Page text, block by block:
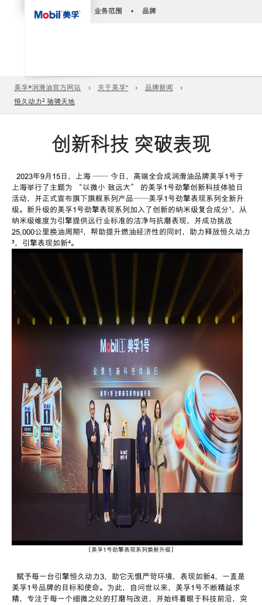
业务范围 • 品牌
美孚®润滑油官方网站 关于美孚™️
品牌新闻
恒久动力² 驰骋天地
创新科技 突破表现
2023年9月 15 日，上海 —— 今日，高端全合成润滑油品牌美孚1号于
上海举行了主题为 “以微小 致远大” 的美孚1号劲擎创新科技体验日
活动，并正式宣布旗下旗舰系列产品——美孚1号劲擎表现系列全新升
级。新升级的美孚1号劲擎表现系列加入了创新的纳米级复合成分¹，从
纳米级维度为引擎提供远行业标准的洁净与抗磨表现，并成功挑战
25,000公里换油周期²，帮助提升燃油经济性的同时，助力释放恒久动力
³，引擎表现如新⁴。
【美孚1号劲擎表现系列焕新升级】
赋予每一台引擎恒久动力3，助它无惧严苛环境，表现如新4，一直是
美孚1号品牌的目标和使命。为此，自问世以来，美孚1号不断精益求
精，专注于每一个细微之处的打磨与改进，并始终着眼于科技前沿，突